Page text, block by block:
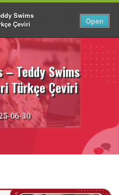
Swims
Çeviri
Open
Giriş Yap TR
– Teddy Swims
Türkçe Çeviri
06-30